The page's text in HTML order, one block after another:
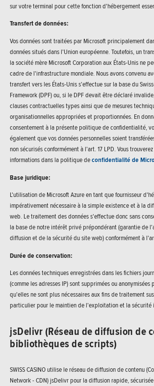
sur votre terminal pour cette fonction d'hébergement
Transfert de données:
Vos données sont traitées par Microsoft principalement
données situés dans l'Union européenne. Toutefois, un
la société mère Microsoft Corporation aux États-Unis ne
cadre de l'infrastructure mondiale. Nous avons convenu
transfert vers les États-Unis s'effectue sur la base du
Framework (DPF) ou, si le DPF devait être déclaré
clauses contractuelles types ainsi que de mesures
organisationnelles appropriées et proportionnées. En
consentement à la présente politique de confidentialité,
également que vos données personnelles soient
non sécurisés conformément à l'art. 17 LPD. Vous
informations dans la politique deconfidentialité de
Base juridique:
L'utilisation de Microsoft Azure en tant que fournisseur
impérativement nécessaire à la simple existence et à la
web. Le traitement des données s'effectue donc sans
la base de notre intérêt privé prépondérant (garantie de
diffusion et de la sécurité du site web) conformément à
Durée de conservation:
Les données techniques enregistrées dans les fichiers
(comme les adresses IP) sont supprimées ou anonymisées
qu'elles ne sont plus nécessaires aux fins de traitement
particulier pour le maintien de l'exploitation et la sécurité
jsDelivr (Réseau de diffusion de
bibliothèques de scripts)
SWISS CASINO utilise le réseau de diffusion de contenu
Network - CDN) jsDelivr pour la diffusion rapide,